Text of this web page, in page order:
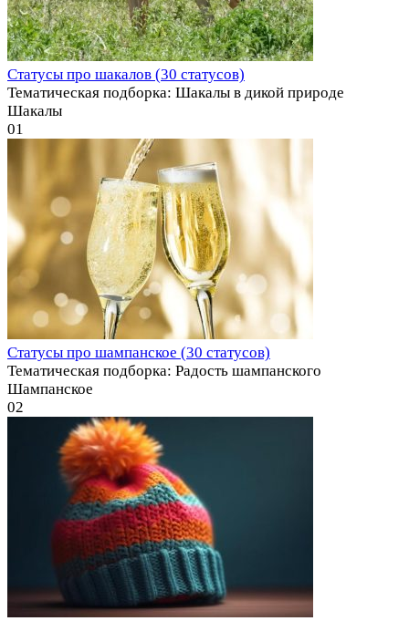
Статусы про шакалов (30 статусов)
Тематическая подборка: Шакалы в дикой природе
Шакалы
01
Статусы про шампанское (30 статусов)
Тематическая подборка: Радость шампанского
Шампанское
02